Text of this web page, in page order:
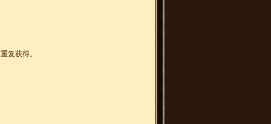
复获得。